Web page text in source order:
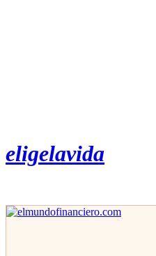
eligelavida